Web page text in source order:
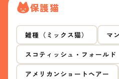
保護猫
雑種（ミックス猫） マ
スコティッシュ・フォールド
アメリカンショートヘアー